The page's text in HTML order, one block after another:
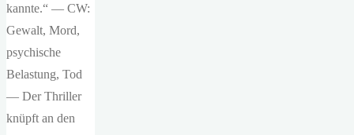
kannte.“ — CW:
Gewalt, Mord,
psychische
Belastung, Tod
— Der Thriller
knüpft an den